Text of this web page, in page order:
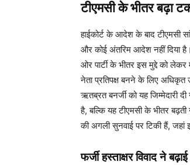
टीएमसी के भीतर बढ़ा
हाईकोर्ट के आदेश के बाद टीएमसी
और कोई अंतरिम आदेश नहीं दिया है।
ओर पार्टी के भीतर इस मुद्दे को
नेता प्रतिपक्ष बनने के लिए अधिकृत
ऋतब्रत बनर्जी को यह जिम्मेदारी
है, बल्कि यह टीएमसी के भीतर
की अगली सुनवाई पर टिकी हैं,
फर्जी हस्ताक्षर विवाद ने